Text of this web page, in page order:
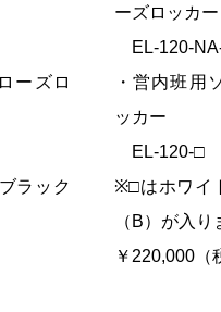
ーズロ
ラック
ーズロッカー
EL-120-
・営内班用
ッカー
EL-120-□
※□はホワイ
（B）が入り
￥220,000（